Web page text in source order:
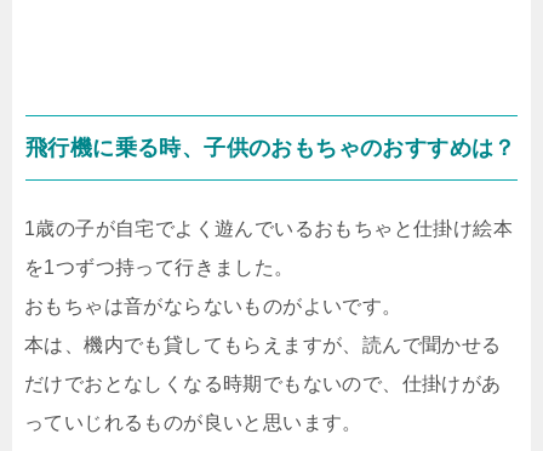
飛行機に乗る時、子供のおもちゃのおすすめは？
1歳の子が自宅でよく遊んでいるおもちゃと仕掛け絵本
を1つずつ持って行きました。
おもちゃは音がならないものがよいです。
本は、機内でも貸してもらえますが、読んで聞かせる
だけでおとなしくなる時期でもないので、仕掛けがあ
っていじれるものが良いと思います。